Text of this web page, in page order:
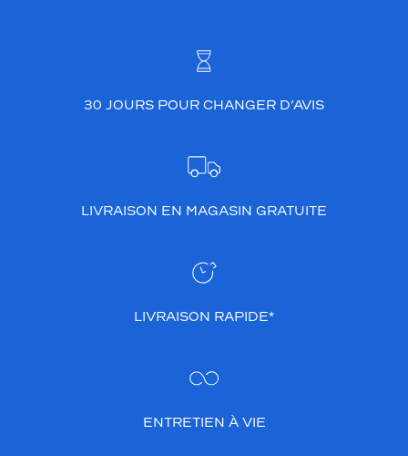
30 JOURS POUR CHANGER D’AVIS
LIVRAISON EN MAGASIN GRATUITE
LIVRAISON RAPIDE*
ENTRETIEN À VIE